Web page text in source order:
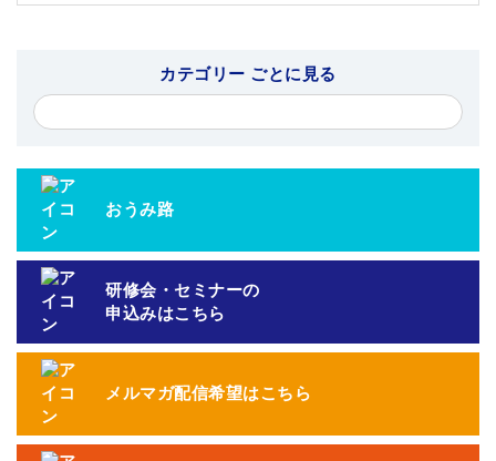
カテゴリー ごとに見る
おうみ路
研修会・セミナーの
申込みはこちら
メルマガ配信希望はこちら